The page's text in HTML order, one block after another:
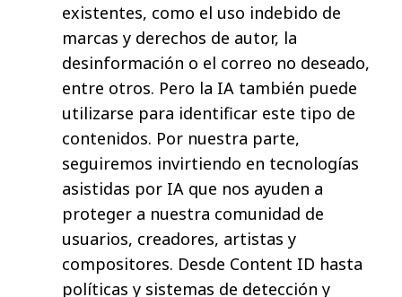
existentes, como el uso indebido de
marcas y derechos de autor, la
desinformación o el correo no deseado,
entre otros. Pero la IA también puede
utilizarse para identificar este tipo de
contenidos. Por nuestra parte,
seguiremos invirtiendo en tecnologías
asistidas por IA que nos ayuden a
proteger a nuestra comunidad de
usuarios, creadores, artistas y
compositores. Desde Content ID hasta
políticas y sistemas de detección y